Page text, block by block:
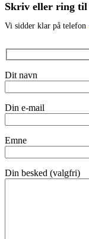
Skriv eller ring til
Vi sidder klar på telefon
Dit navn
Din e-mail
Emne
Din besked (valgfri)